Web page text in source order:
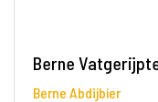
Berne
Berne Abdijbier